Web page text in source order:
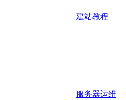
建站教程
服务器运维